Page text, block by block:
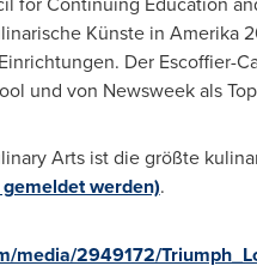
Künste in Amerika
Der
und von Newsweek als
Arts ist die größte
werden).
media/2949172/